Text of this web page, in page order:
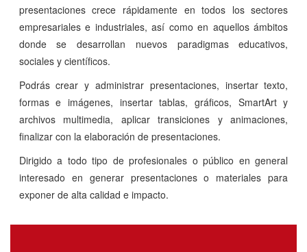
presentaciones crece rápidamente en todos los sectores
empresariales e industriales, así como en aquellos ámbitos
donde se desarrollan nuevos paradigmas educativos,
sociales y científicos.
Podrás crear y administrar presentaciones, insertar texto,
formas e imágenes, insertar tablas, gráficos, SmartArt y
archivos multimedia, aplicar transiciones y animaciones,
finalizar con la elaboración de presentaciones.
Dirigido a todo tipo de profesionales o público en general
interesado en generar presentaciones o materiales para
exponer de alta calidad e impacto.